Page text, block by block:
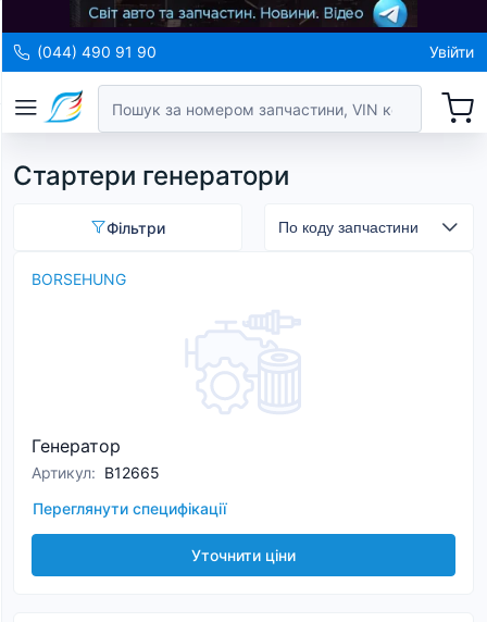
(044) 490 91 90 Увійти
Стартери генератори
Фільтри
BORSEHUNG
Генератор
Артикул: B12665
Переглянути специфікації
Уточнити ціни